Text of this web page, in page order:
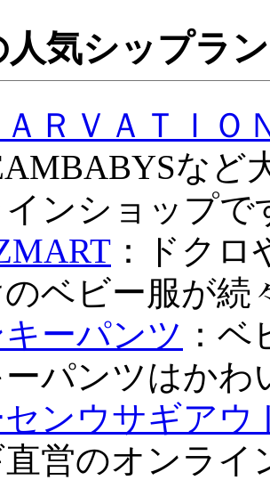
人気シップラ
ＡＲＶＡＴＩＯ
など
インショップ
：ドク
ベビー服が続
ーパンツ ：
ーパンツはか
センウサギアウ
営のオンライ